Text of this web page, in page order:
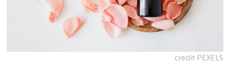
credit PEXELS